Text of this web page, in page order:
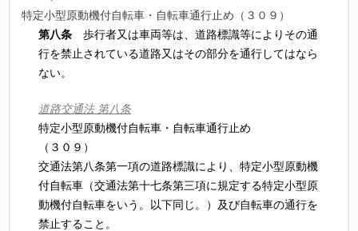
特定小型原動機付自転車・自転車通行止め（３０９）
第八条 歩行者又は車両等は、道路標識等によりその通
行を禁止されている道路又はその部分を通行してはなら
ない。
道路交通法 第八条
特定小型原動機付自転車・自転車通行止め
（３０９）
交通法第八条第一項の道路標識により、特定小型原動機
付自転車（交通法第十七条第三項に規定する特定小型原
動機付自転車をいう。以下同じ。）及び自転車の通行を
禁止すること。